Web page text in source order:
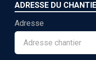
ADRESSE DU
Adresse